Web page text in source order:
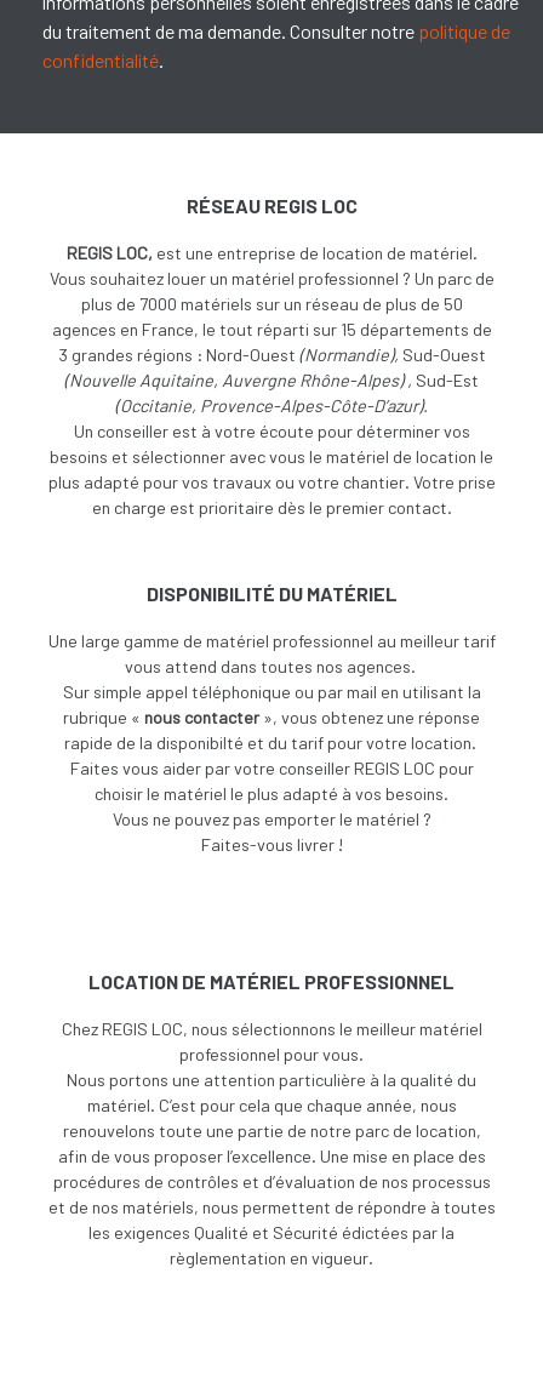
du traitement de ma demande. Consulter notre politique de
confidentialité.
RÉSEAU REGIS LOC
REGIS LOC, est une entreprise de location de matériel.
Vous souhaitez louer un matériel professionnel ? Un parc de
plus de 7000 matériels sur un réseau de plus de 50
agences en France, le tout réparti sur 15 départements de
3 grandes régions : Nord-Ouest (Normandie), Sud-Ouest
(Nouvelle Aquitaine, Auvergne Rhône-Alpes) , Sud-Est
(Occitanie, Provence-Alpes-Côte-D’azur).
Un conseiller est à votre écoute pour déterminer vos
besoins et sélectionner avec vous le matériel de location le
plus adapté pour vos travaux ou votre chantier. Votre prise
en charge est prioritaire dès le premier contact.
DISPONIBILITÉ DU MATÉRIEL
Une large gamme de matériel professionnel au meilleur tarif
vous attend dans toutes nos agences.
Sur simple appel téléphonique ou par mail en utilisant la
rubrique « nous contacter», vous obtenez une réponse
rapide de la disponibilté et du tarif pour votre location.
Faites vous aider par votre conseiller REGIS LOC pour
choisir le matériel le plus adapté à vos besoins.
Vous ne pouvez pas emporter le matériel ?
Faites-vous livrer !
LOCATION DE MATÉRIEL PROFESSIONNEL
Chez REGIS LOC, nous sélectionnons le meilleur matériel
professionnel pour vous.
Nous portons une attention particulière à la qualité du
matériel. C’est pour cela que chaque année, nous
renouvelons toute une partie de notre parc de location,
afin de vous proposer l’excellence. Une mise en place des
procédures de contrôles et d’évaluation de nos processus
et de nos matériels, nous permettent de répondre à toutes
les exigences Qualité et Sécurité édictées par la
règlementation en vigueur.